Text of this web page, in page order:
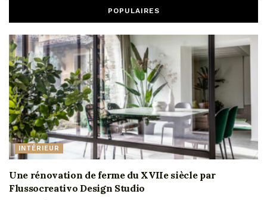
POPULAIRES
INTÉRIEUR
Une rénovation de ferme du XVIIe siècle par
Flussocreativo Design Studio